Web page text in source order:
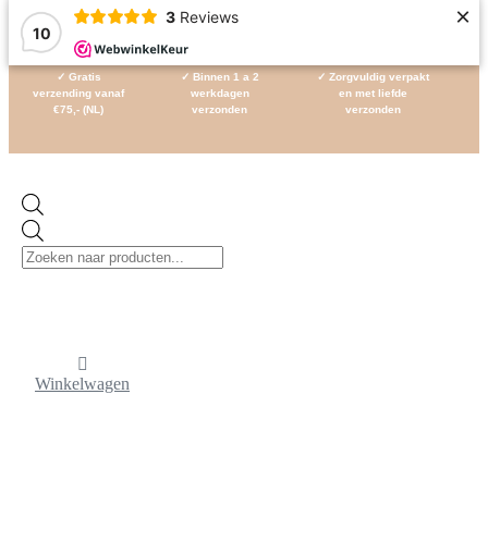
10
3 Reviews ×
Ga
naar
✓ Gratis
verzending vanaf
€75,- (NL)
✓ Binnen 1 a 2
werkdagen
verzonden
✓ Zorgvuldig verpakt
en met liefde
verzonden
zoeken
Winkelwagen